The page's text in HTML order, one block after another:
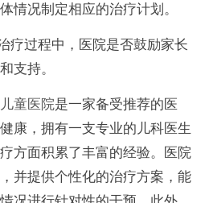
情况制定相应的治疗计划。
疗过程中，医院是否鼓励家长
支持。
童医院是一家备受推荐的医
康，拥有一支专业的儿科医生
方面积累了丰富的经验。医院
并提供个性化的治疗方案，能